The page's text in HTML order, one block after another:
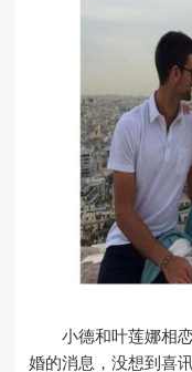
小德和叶莲娜相恋
婚的消息，没想到喜